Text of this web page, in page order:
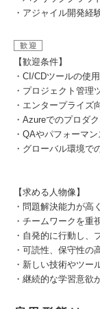
・アジャイル開発経
歓迎
【歓迎条件】
・CI/CDツールの使
・プロジェクト管理
・エンタープライズ
・Azureでのプロダ
・QAやパフォーマ
・グローバル環境で
【求める人物像】
・問題解決能力が高
・チームワークを重
・自発的に行動し、
・可読性、保守性の
・新しい技術やツー
・継続的な学習意欲